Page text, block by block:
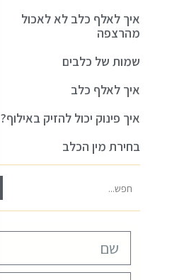
איך לאלף כלב לא לאכול
מהרצפה
שמות של כלבים
איך לאלף כלב
איך פינוק יכול להזיק באילוף?
בחירת מין הכלב